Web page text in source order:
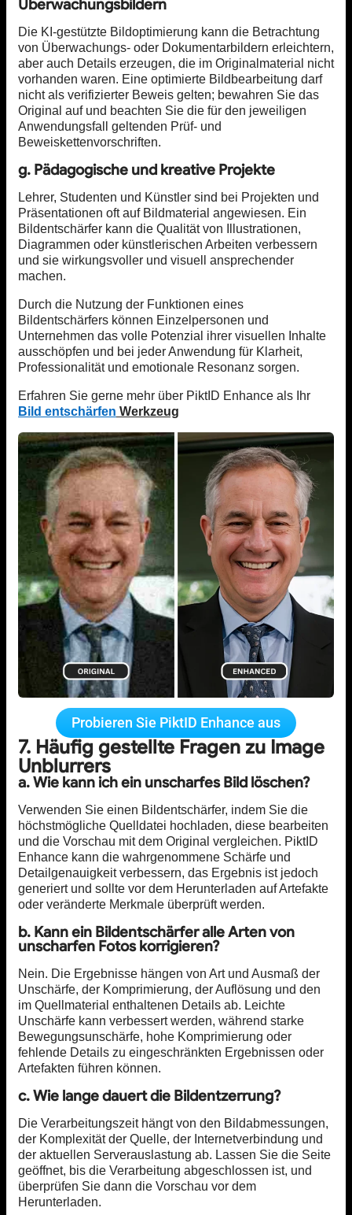
Überwachungsbildern
Die KI-gestützte Bildoptimierung kann die Betrachtung
von Überwachungs- oder Dokumentarbildern erleichtern,
aber auch Details erzeugen, die im Originalmaterial nicht
vorhanden waren. Eine optimierte Bildbearbeitung darf
nicht als verifizierter Beweis gelten; bewahren Sie das
Original auf und beachten Sie die für den jeweiligen
Anwendungsfall geltenden Prüf- und
Beweiskettenvorschriften.
g. Pädagogische und kreative Projekte
Lehrer, Studenten und Künstler sind bei Projekten und
Präsentationen oft auf Bildmaterial angewiesen. Ein
Bildentschärfer kann die Qualität von Illustrationen,
Diagrammen oder künstlerischen Arbeiten verbessern
und sie wirkungsvoller und visuell ansprechender
machen.
Durch die Nutzung der Funktionen eines
Bildentschärfers können Einzelpersonen und
Unternehmen das volle Potenzial ihrer visuellen Inhalte
ausschöpfen und bei jeder Anwendung für Klarheit,
Professionalität und emotionale Resonanz sorgen.
Erfahren Sie gerne mehr über PiktID Enhance als Ihr
Bild entschärfen Werkzeug
Probieren Sie PiktID Enhance aus
7. Häufig gestellte Fragen zu Image
Unblurrers
a. Wie kann ich ein unscharfes Bild löschen?
Verwenden Sie einen Bildentschärfer, indem Sie die
höchstmögliche Quelldatei hochladen, diese bearbeiten
und die Vorschau mit dem Original vergleichen. PiktID
Enhance kann die wahrgenommene Schärfe und
Detailgenauigkeit verbessern, das Ergebnis ist jedoch
generiert und sollte vor dem Herunterladen auf Artefakte
oder veränderte Merkmale überprüft werden.
b. Kann ein Bildentschärfer alle Arten von
unscharfen Fotos korrigieren?
Nein. Die Ergebnisse hängen von Art und Ausmaß der
Unschärfe, der Komprimierung, der Auflösung und den
im Quellmaterial enthaltenen Details ab. Leichte
Unschärfe kann verbessert werden, während starke
Bewegungsunschärfe, hohe Komprimierung oder
fehlende Details zu eingeschränkten Ergebnissen oder
Artefakten führen können.
c. Wie lange dauert die Bildentzerrung?
Die Verarbeitungszeit hängt von den Bildabmessungen,
der Komplexität der Quelle, der Internetverbindung und
der aktuellen Serverauslastung ab. Lassen Sie die Seite
geöffnet, bis die Verarbeitung abgeschlossen ist, und
überprüfen Sie dann die Vorschau vor dem
Herunterladen.